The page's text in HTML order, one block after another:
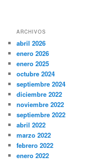
ARCHIVOS
abril 2026
enero 2026
enero 2025
octubre 2024
septiembre 2024
diciembre 2022
noviembre 2022
septiembre 2022
abril 2022
marzo 2022
febrero 2022
enero 2022